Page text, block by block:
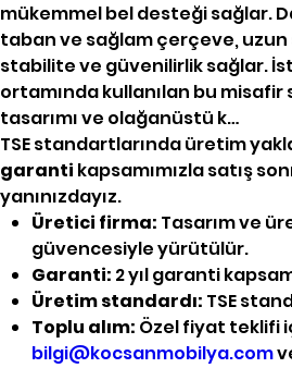
mükemmel bel desteği sağlar.
taban ve sağlam çerçeve, uzun
stabilite ve güvenilirlik sağlar.
ortamında kullanılan bu
tasarımı ve olağanüstü k…
TSE standartlarında üretim
garanti kapsamımızla satış
yanınızdayız.
Üretici firma: Tasarım ve
güvencesiyle yürütülür.
Garanti: 2 yıl garanti
Üretim standardı: TSE
Toplu alım: Özel fiyat teklifi
bilgi@kocsanmobilya.com